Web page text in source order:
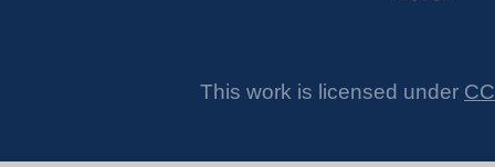
This work is licensed under